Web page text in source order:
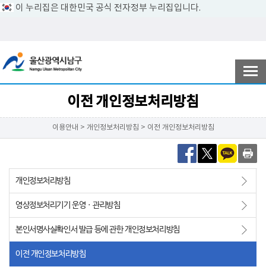
이 누리집은 대한민국 공식 전자정부 누리집입니다.
참여ㆍ소통
남구소개
정보공개
이용안내 > 개인정보처리방침 > 이전 개인정보처리방침
이전 개인정보처리방침
개인정보처리방침
영상정보처리기기 운영ㆍ관리방침
본인서명사실확인서 발급 등에 관한 개인정보처리방침
이전 개인정보처리방침